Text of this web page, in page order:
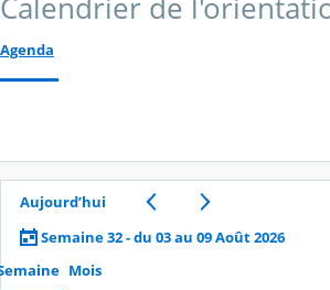
Calendrier de
Agenda
Aujourd’hui
Semaine 32 - du 03 au 09 Août 2026
Mois